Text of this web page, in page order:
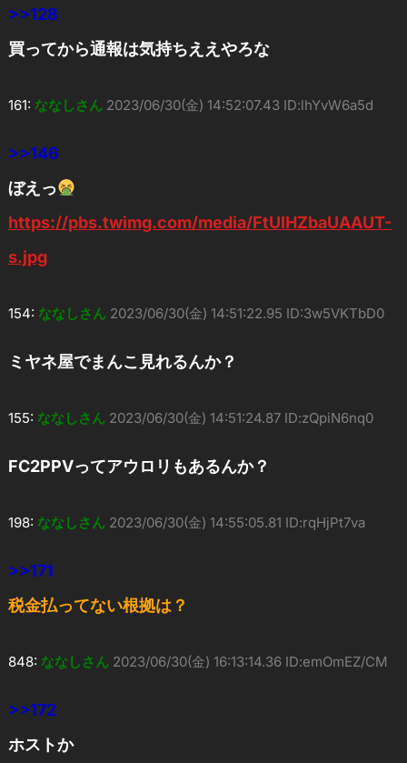
>>128
買ってから通報は気持ちええやろな
161: ななしさん 2023/06/30(金) 14:52:07.43 ID:lhYvW6a5d
>>146
ぼえっ
https://pbs.twimg.com/media/FtUIHZbaUAAUT-
s.jpg
154: ななしさん 2023/06/30(金) 14:51:22.95 ID:3w5VKTbD0
ミヤネ屋でまんこ見れるんか？
155: ななしさん 2023/06/30(金) 14:51:24.87 ID:zQpiN6nq0
FC2PPVってアウロリもあるんか？
198: ななしさん 2023/06/30(金) 14:55:05.81 ID:rqHjPt7va
>>171
税金払ってない根拠は？
848: ななしさん 2023/06/30(金) 16:13:14.36 ID:emOmEZ/CM
>>172
ホストか